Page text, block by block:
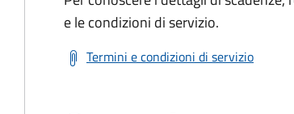
e le condizioni di servizio.
Termini e condizioni di servizio